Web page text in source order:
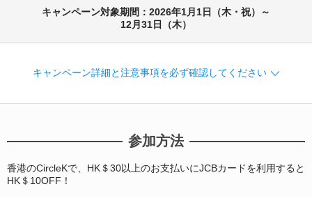
企業サイト
キャンペーン対象期間：2026年1月1日（木・祝）～
12月31日（木）
キャンペーン詳細と注意事項を必ず確認してください
参加方法
香港のCircleKで、HK＄30以上のお支払いにJCBカードを利用すると
HK＄10OFF！